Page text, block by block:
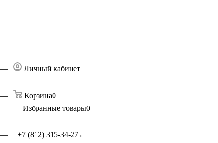
Личный кабинет
Корзина0
Избранные товары0
+7 (812) 315-34-27